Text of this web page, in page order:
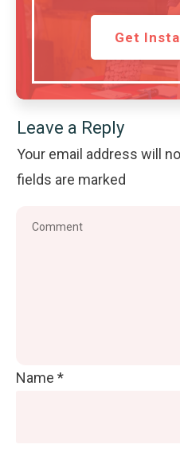
Get
Leave a Reply
Your email address will
fields are marked
Name *